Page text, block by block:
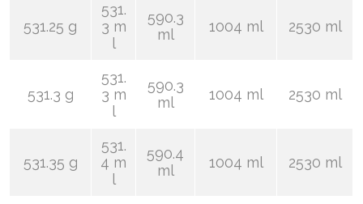
531.25 g
531.
3 m
l
590.3
ml
1004 ml 2530 ml
531.3 g
531.
3 m
l
590.3
ml
1004 ml 2530 ml
531.35 g
531.
4 m
l
590.4
ml
1004 ml 2530 ml